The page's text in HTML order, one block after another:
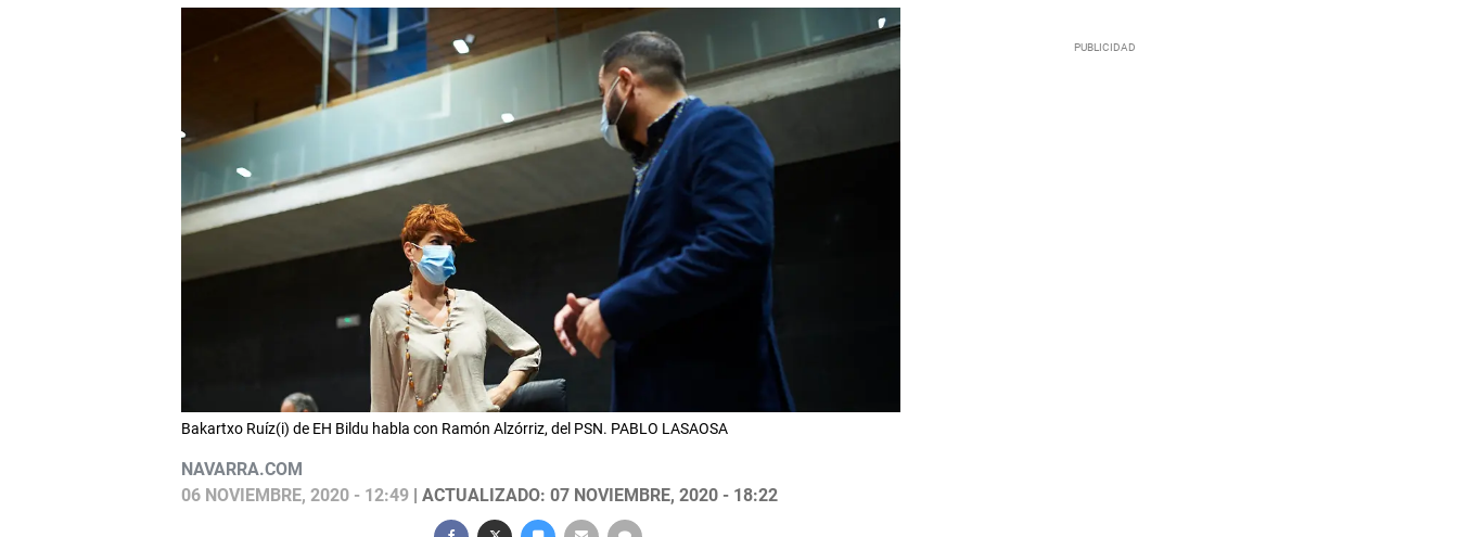
Bakartxo Ruíz(i) de EH Bildu habla con Ramón Alzórriz, del PSN. PABLO LASAOSA
NAVARRA.COM
06 NOVIEMBRE, 2020 - 12:49| ACTUALIZADO: 07 NOVIEMBRE, 2020 - 18:22